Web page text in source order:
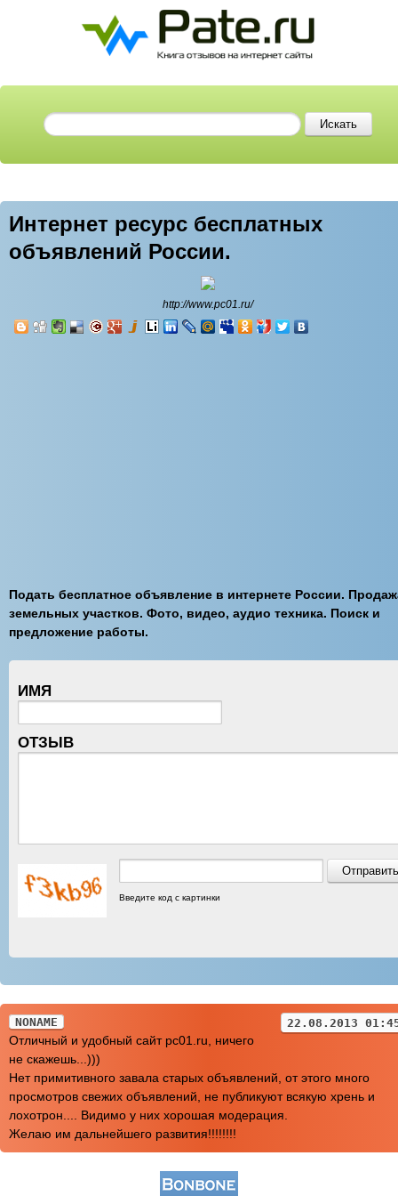
Интернет ресурс бесплатных
объявлений России.
http://www.pc01.ru/
Подать бесплатное объявление в интернете России.
земельных участков. Фото, видео, аудио техника. Поиск и
предложение работы.
ИМЯ
ОТЗЫВ
Введите код с картинки
NONAME 22.08.2013
Отличный и удобный сайт pc01.ru, ничего
не скажешь...)))
Нет примитивного завала старых объявлений, от этого много
просмотров свежих объявлений, не публикуют всякую хрень и
лохотрон.... Видимо у них хорошая модерация.
Желаю им дальнейшего развития!!!!!!!!